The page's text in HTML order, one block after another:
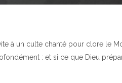
à un culte chanté pour clore le
: et si ce que Dieu